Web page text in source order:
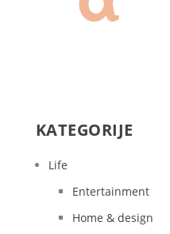
KATEGORIJE
Life
Entertainment
Home & design